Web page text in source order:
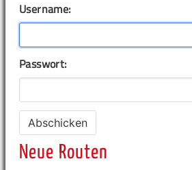
Username:
Passwort:
Neue Routen